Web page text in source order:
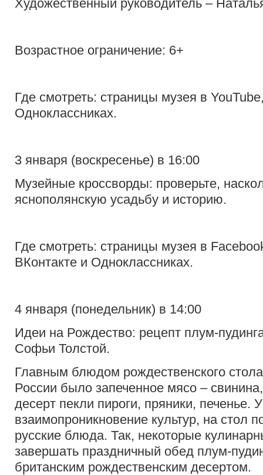
Художественный руководитель –
Возрастное ограничение: 6+
Где смотреть: страницы музея в
Одноклассниках.
3 января (воскресенье) в 16:00
Музейные кроссворды: проверьте,
яснополянскую усадьбу и историю.
Где смотреть: страницы музея в
ВКонтакте и Одноклассниках.
4 января (понедельник) в 14:00
Идеи на Рождество: рецепт плум-
Софьи Толстой.
Главным блюдом рождественского
России было запеченное мясо –
десерт пекли пироги, пряники, печенье.
взаимопроникновение культур, на стол
русские блюда. Так, некоторые
завершать праздничный обед плум-
британским рождественским десертом.